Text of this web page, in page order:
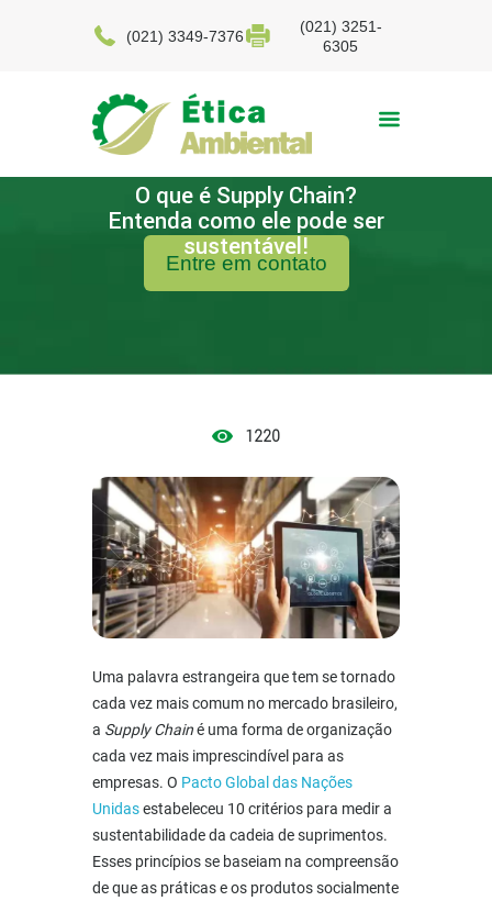
(021) 3349-7376
(021) 3251-
6305
Entre em contato
O que é Supply Chain?
Entenda como ele pode ser
sustentável!
1220
Uma palavra estrangeira que tem se tornado
cada vez mais comum no mercado brasileiro,
a Supply Chainé uma forma de organização
cada vez mais imprescindível para as
empresas. O Pacto Global das Nações
Unidasestabeleceu 10 critérios para medir a
sustentabilidade da cadeia de suprimentos.
Esses princípios se baseiam na compreensão
de que as práticas e os produtos socialmente